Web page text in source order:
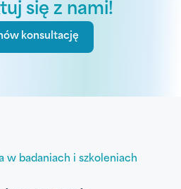
się z nami!
konsultację
w badaniach i szkoleniach